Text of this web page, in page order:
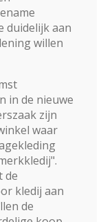
duidelijk aan
willen
in de nieuwe
zijn
waar
de
kledij aan
de